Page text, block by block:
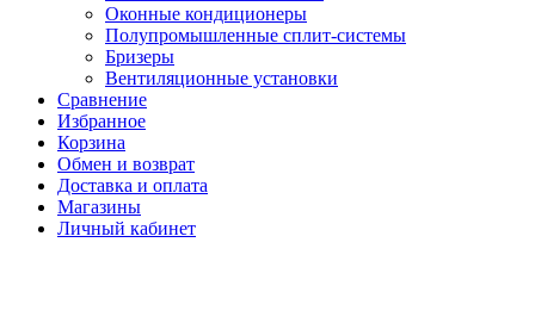
Оконные кондиционеры
Полупромышленные сплит-системы
Бризеры
Вентиляционные установки
Сравнение
Избранное
Корзина
Обмен и возврат
Доставка и оплата
Магазины
Личный кабинет